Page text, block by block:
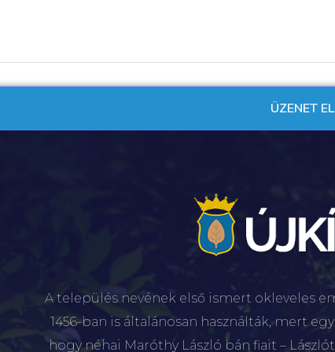
A település nevének első ismert okleveles
1456-ban is általánosan használták, mert
hogy néhai Maróthy László bán fiait –